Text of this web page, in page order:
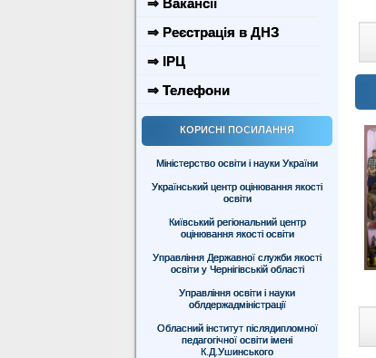
⇒ Вакансії
⇒ Реєстрація в ДНЗ
⇒ ІРЦ
⇒ Телефони
КОРИСНІ ПОСИЛАННЯ
Міністерство освіти і науки України
Український центр оцінювання якості
освіти
Київський регіональний центр
оцінювання якості освіти
Управління Державної служби якості
освіти у Чернігівській області
Управління освіти і науки
облдержадміністрації
Обласний інститут післядипломної
педагогічної освіти імені
К.Д.Ушинського